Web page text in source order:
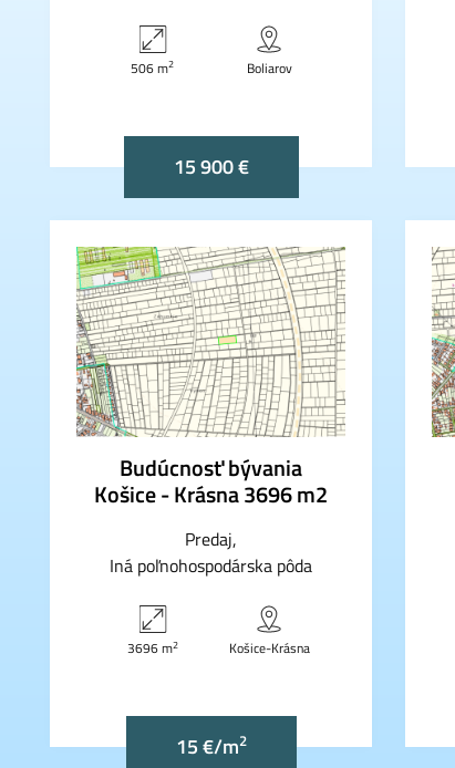
506 m2 Boliarov
15 900 €
Budúcnosť bývania
Košice - Krásna 3696 m2
Predaj
Iná poľnohospodárska pôda
3696 m2 Košice-Krásna
15 €/m2